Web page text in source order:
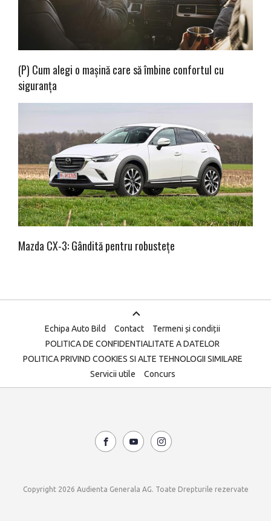
(P) Cum alegi o mașină care să îmbine confortul cu
siguranța
Mazda CX-3: Gândită pentru robustețe
Echipa Auto Bild Contact
Termeni și condiții
POLITICA DE CONFIDENTIALITATE A DATELOR
POLITICA PRIVIND COOKIES SI ALTE TEHNOLOGII SIMILARE
Servicii utile
Concurs
Copyright 2026 Audienta Generala AG. Toate Drepturile rezervate